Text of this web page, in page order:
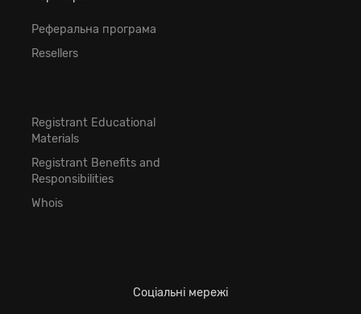
Реферальна програма
Resellers
Registrant Educational
Materials
Registrant Benefits and
Responsibilities
Whois
Соціальні мережі